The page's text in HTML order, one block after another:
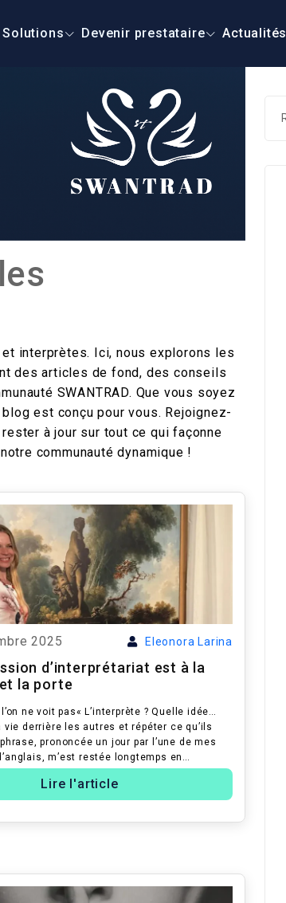
Solutions Devenir prestataire Actualités
interprètes. Ici, nous explorons les
des articles de fond, des conseils
SWANTRAD. Que vous soyez
est conçu pour vous. Rejoignez-
à jour sur tout ce qui façonne
communauté dynamique !
2025 Eleonora Larina
d’interprétariat est à la
la porte
ne voit pas« L’interprète ? Quelle idée…
derrière les autres et répéter ce qu’ils
prononcée un jour par l’une de mes
m’est restée longtemps en
Lire l'article